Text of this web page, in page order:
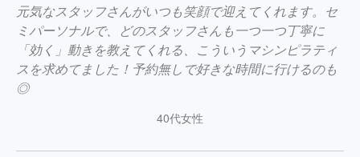
元気なスタッフさんがいつも笑顔で迎えてくれます。セ
ミパーソナルで、どのスタッフさんも一つ一つ丁寧に
「効く」動きを教えてくれる、こういうマシンピラティ
スを求めてました！予約無しで好きな時間に行けるのも
◎
40代女性